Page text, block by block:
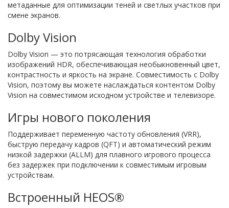
метаданные для оптимизации теней и светлых участков при
смене экранов.
Dolby Vision
Dolby Vision — это потрясающая технология обработки
изображений HDR, обеспечивающая необыкновенный цвет,
контрастность и яркость на экране. Совместимость с Dolby
Vision, поэтому вы можете наслаждаться контентом Dolby
Vision на совместимом исходном устройстве и телевизоре.
Игры нового поколения
Поддерживает переменную частоту обновления (VRR),
быструю передачу кадров (QFT) и автоматический режим
низкой задержки (ALLM) для плавного игрового процесса
без задержек при подключении к совместимым игровым
устройствам.
Встроенный HEOS®